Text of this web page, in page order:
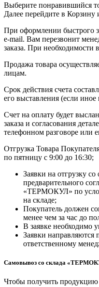
Выберите понравившийся
Далее перейдите в
При оформлении быстрого
e-mail. Вам перезвонит
заказа. При необходимости
Продажа товара
лицам.
Срок действия счета
его выставления (если иное
Счет на оплату будет
заказа и согласования
телефонном разговоре или
Отгрузка Товара
по пятницу с 9:00 до 16:30;
Заявки на отгрузку
предварительного
«ТЕРМОКУЛ» по
на складе;
Покупатель должен
менее чем за час до
В заявке необходимо
Заявки направляются
ответственному
Самовывоз со склада
Чтобы получить продукцию